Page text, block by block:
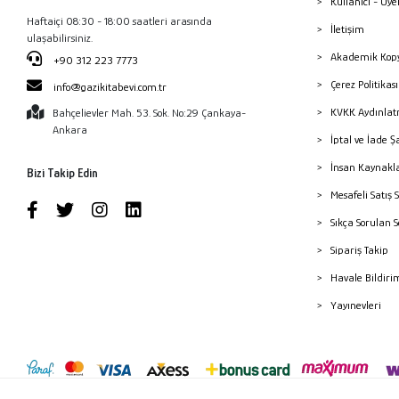
Haftaiçi 08:30 - 18:00 saatleri arasında
ulaşabilirsiniz.
+90 312 223 7773
info@gazikitabevi.com.tr
Bahçelievler Mah. 53. Sok. No:29 Çankaya-
Ankara
Bizi Takip Edin
İletişim
Akademik
Çerez
KVKK
İptal ve İade
İnsan
Mesafeli Satış
Sıkça Sorulan
Sipariş Takip
Havale
Yayınevleri